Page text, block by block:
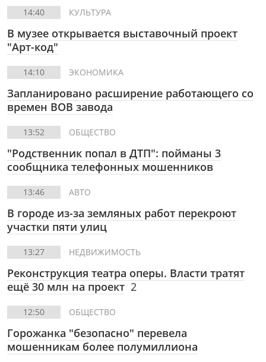
14:40 КУЛЬТУРА
В музее открывается выставочный проект
"Арт-код"
14:10 ЭКОНОМИКА
Запланировано расширение работающего со
времен ВОВ завода
13:52 ОБЩЕСТВО
"Родственник попал в ДТП": пойманы 3
сообщника телефонных мошенников
13:46 АВТО
В городе из-за земляных работ перекроют
участки пяти улиц
13:27 НЕДВИЖИМОСТЬ
Реконструкция театра оперы. Власти тратят
ещё 30 млн на проект 2
12:50 ОБЩЕСТВО
Горожанка "безопасно" перевела
мошенникам более полумиллиона